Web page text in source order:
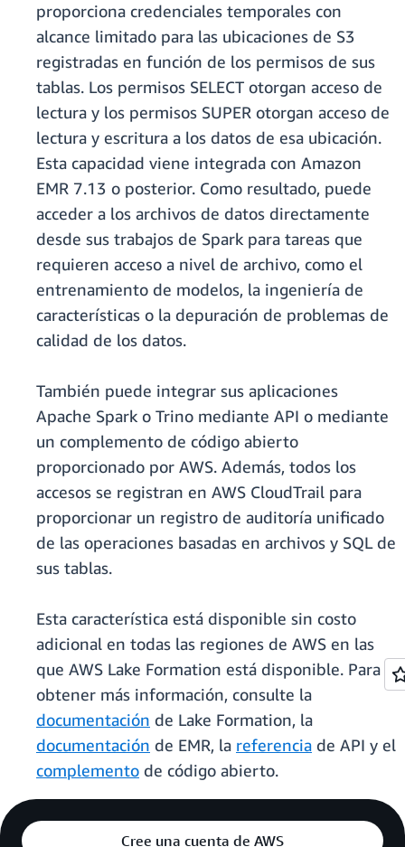
proporciona credenciales temporales con
alcance limitado para las ubicaciones de S3
registradas en función de los permisos de sus
tablas. Los permisos SELECT otorgan acceso de
lectura y los permisos SUPER otorgan acceso de
lectura y escritura a los datos de esa ubicación.
Esta capacidad viene integrada con Amazon
EMR 7.13 o posterior. Como resultado, puede
acceder a los archivos de datos directamente
desde sus trabajos de Spark para tareas que
requieren acceso a nivel de archivo, como el
entrenamiento de modelos, la ingeniería de
características o la depuración de problemas de
calidad de los datos.
También puede integrar sus aplicaciones
Apache Spark o Trino mediante API o mediante
un complemento de código abierto
proporcionado por AWS. Además, todos los
accesos se registran en AWS CloudTrail para
proporcionar un registro de auditoría unificado
de las operaciones basadas en archivos y SQL de
sus tablas.
Esta característica está disponible sin costo
adicional en todas las regiones de AWS en las
que AWS Lake Formation está disponible. Para
obtener más información, consulte la
documentación de Lake Formation, la
documentación de EMR, la referencia de API y el
complemento de código abierto.
Cree una cuenta de AWS